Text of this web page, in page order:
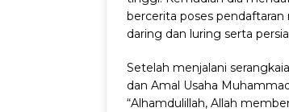
bercerita poses
daring dan luring serta
Setelah menjalani
dan Amal Usaha
“Alhamdulillah, Allah